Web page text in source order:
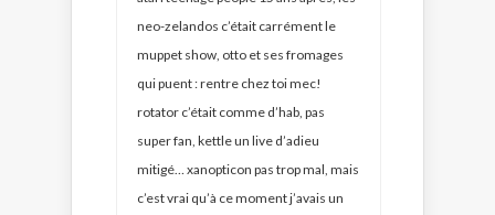
neo-zelandos c’était carrément le
muppet show, otto et ses fromages
qui puent : rentre chez toi mec!
rotator c’était comme d’hab, pas
super fan, kettle un live d’adieu
mitigé… xanopticon pas trop mal, mais
c’est vrai qu’à ce moment j’avais un